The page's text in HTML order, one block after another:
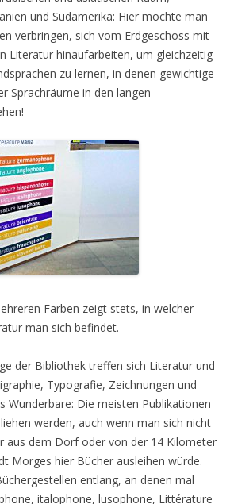
und Südamerika: Hier möchte man
verbringen, sich vom Erdgeschoss mit
Literatur hinaufarbeiten, um gleichzeitig
zu lernen, in denen gewichtige
Sprachräume in den langen
Farben zeigt stets, in welcher
man sich befindet.
der Bibliothek treffen sich Literatur und
Typografie, Zeichnungen und
Wunderbare: Die meisten Publikationen
werden, auch wenn man sich nicht
aus dem Dorf oder von der 14 Kilometer
Morges hier Bücher ausleihen würde.
entlang, an denen mal
italophone, lusophone, Littérature